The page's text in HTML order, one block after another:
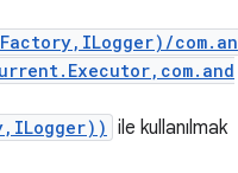
com.an
ile kullanılmak